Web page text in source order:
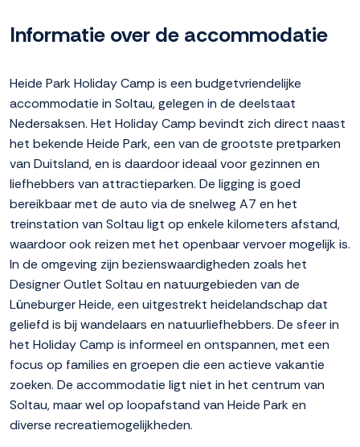
Informatie over de accommodatie
Heide Park Holiday Camp is een budgetvriendelijke
accommodatie in Soltau, gelegen in de deelstaat
Nedersaksen. Het Holiday Camp bevindt zich direct naast
het bekende Heide Park, een van de grootste pretparken
van Duitsland, en is daardoor ideaal voor gezinnen en
liefhebbers van attractieparken. De ligging is goed
bereikbaar met de auto via de snelweg A7 en het
treinstation van Soltau ligt op enkele kilometers afstand,
waardoor ook reizen met het openbaar vervoer mogelijk is.
In de omgeving zijn bezienswaardigheden zoals het
Designer Outlet Soltau en natuurgebieden van de
Lüneburger Heide, een uitgestrekt heidelandschap dat
geliefd is bij wandelaars en natuurliefhebbers. De sfeer in
het Holiday Camp is informeel en ontspannen, met een
focus op families en groepen die een actieve vakantie
zoeken. De accommodatie ligt niet in het centrum van
Soltau, maar wel op loopafstand van Heide Park en
diverse recreatiemogelijkheden.